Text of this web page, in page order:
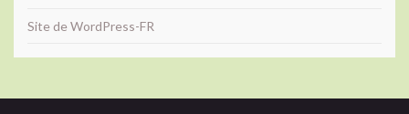
Site de WordPress-FR